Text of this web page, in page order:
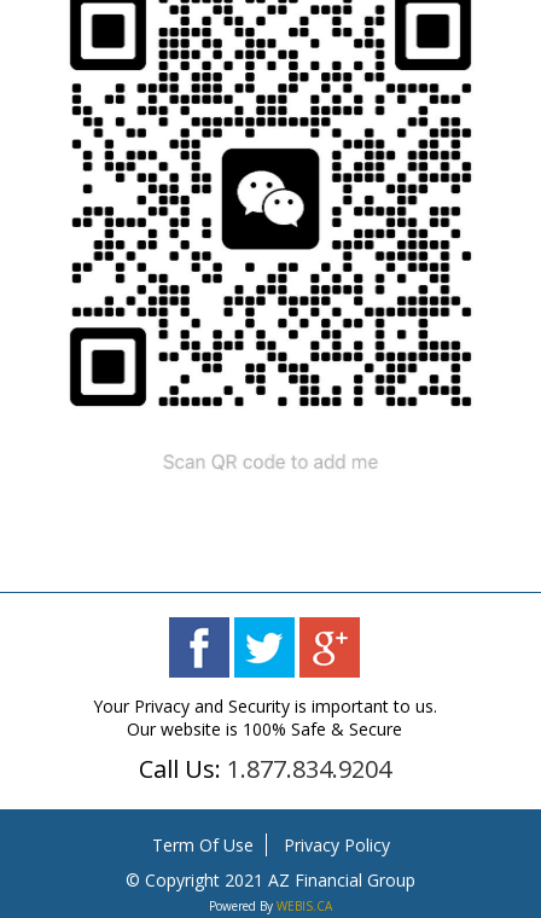
Your Privacy and Security is important to us.
Our website is 100% Safe & Secure
Call Us: 1.877.834.9204
Term Of Use
Privacy Policy
© Copyright 2021 AZ Financial Group
Powered By WEBIS.CA